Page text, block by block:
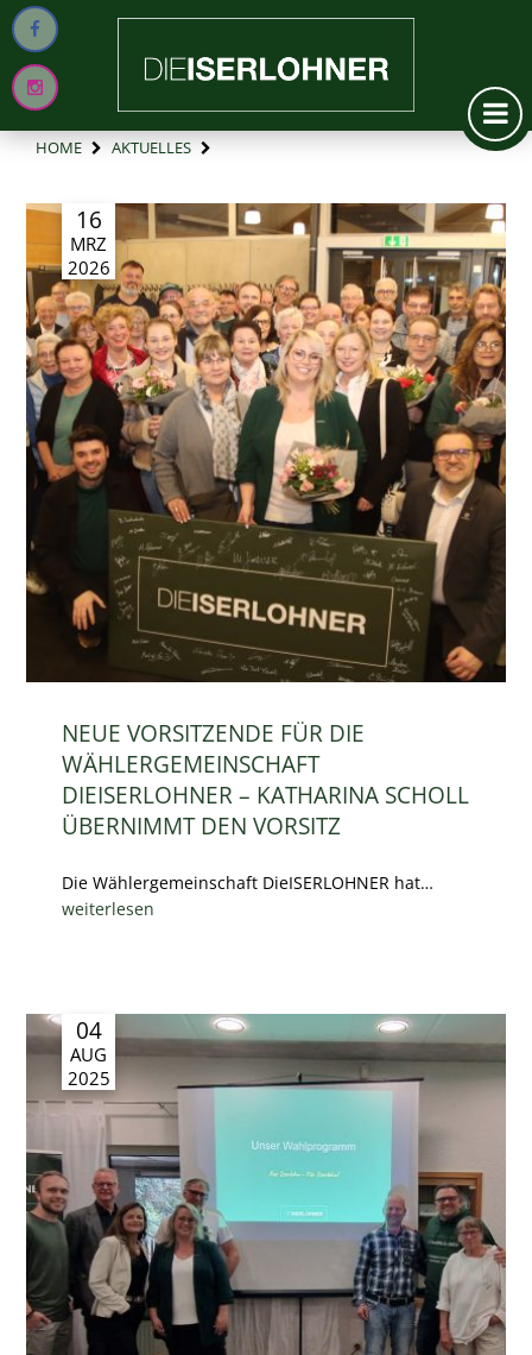
HOME AKTUELLES
16
MRZ
2026
NEUE VORSITZENDE FÜR DIE
WÄHLERGEMEINSCHAFT
DIEISERLOHNER – KATHARINA SCHOLL
ÜBERNIMMT DEN VORSITZ
Die Wählergemeinschaft DieISERLOHNER hat…
weiterlesen
04
AUG
2025